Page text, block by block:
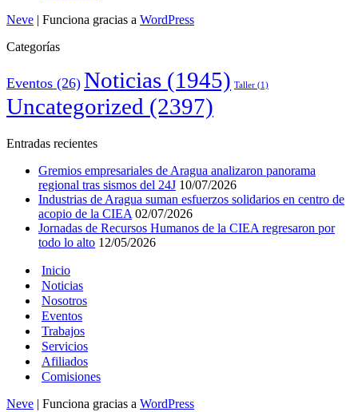
Neve | Funciona gracias a WordPress
Categorías
Eventos (26) Noticias (1945) Taller (1)
Uncategorized (2397)
Entradas recientes
Gremios empresariales de Aragua analizaron panorama
regional tras sismos del 24J 10/07/2026
Industrias de Aragua suman esfuerzos solidarios en centro de
acopio de la CIEA 02/07/2026
Jornadas de Recursos Humanos de la CIEA regresaron por
todo lo alto 12/05/2026
Inicio
Noticias
Nosotros
Eventos
Trabajos
Servicios
Afiliados
Comisiones
Neve | Funciona gracias a WordPress